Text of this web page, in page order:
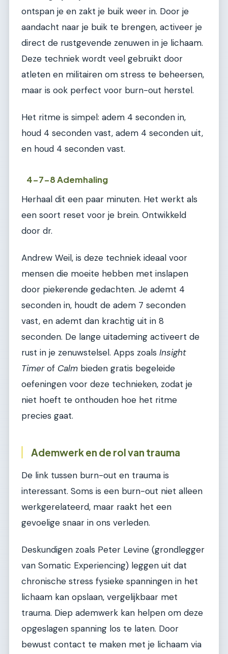
ontspan je en zakt je buik weer in. Door je
aandacht naar je buik te brengen, activeer je
direct de rustgevende zenuwen in je lichaam.
Deze techniek wordt veel gebruikt door
atleten en militairen om stress te beheersen,
maar is ook perfect voor burn-out herstel.
Het ritme is simpel: adem 4 seconden in,
houd 4 seconden vast, adem 4 seconden uit,
en houd 4 seconden vast.
4-7-8 Ademhaling
Herhaal dit een paar minuten. Het werkt als
een soort reset voor je brein. Ontwikkeld
door dr.
Andrew Weil, is deze techniek ideaal voor
mensen die moeite hebben met inslapen
door piekerende gedachten. Je ademt 4
seconden in, houdt de adem 7 seconden
vast, en ademt dan krachtig uit in 8
seconden. De lange uitademing activeert de
rust in je zenuwstelsel. Apps zoals Insight
Timerof Calm bieden gratis begeleide
oefeningen voor deze technieken, zodat je
niet hoeft te onthouden hoe het ritme
precies gaat.
Ademwerk en de rol van trauma
De link tussen burn-out en trauma is
interessant. Soms is een burn-out niet alleen
werkgerelateerd, maar raakt het een
gevoelige snaar in ons verleden.
Deskundigen zoals Peter Levine (grondlegger
van Somatic Experiencing) leggen uit dat
chronische stress fysieke spanningen in het
lichaam kan opslaan, vergelijkbaar met
trauma. Diep ademwerk kan helpen om deze
opgeslagen spanning los te laten. Door
bewust contact te maken met je lichaam via